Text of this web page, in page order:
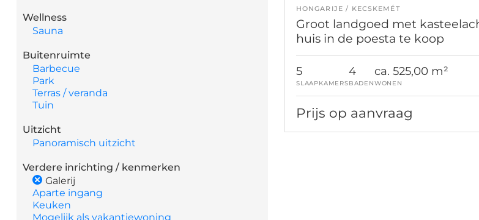
Wellness
Sauna
Buitenruimte
Barbecue
Park
Terras / veranda
Tuin
Uitzicht
Panoramisch uitzicht
Verdere inrichting / kenmerken
Galerij
Aparte ingang
Keuken
Mogelijk als vakantiewoning
HONGARIJE KECSKEMÉT
Groot landgoed met
huis in de poesta te koop
5
SLAAPKAMERS
4
BADEN
ca. 525,00 m²
WONEN
Prijs op aanvraag